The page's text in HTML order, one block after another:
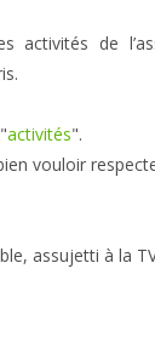
de
activités".
vouloir
assujetti à la